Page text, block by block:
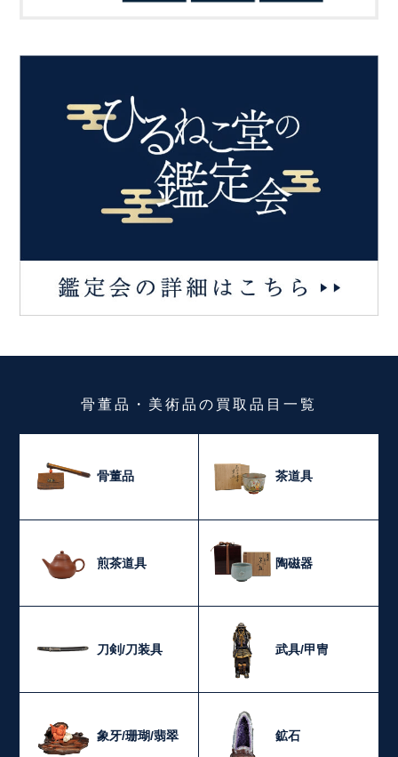
骨董品・美術品の買取品目一覧
骨董品 茶道具
煎茶道具 陶磁器
刀剣/刀装具 武具/甲冑
象牙/珊瑚/翡翠 鉱石